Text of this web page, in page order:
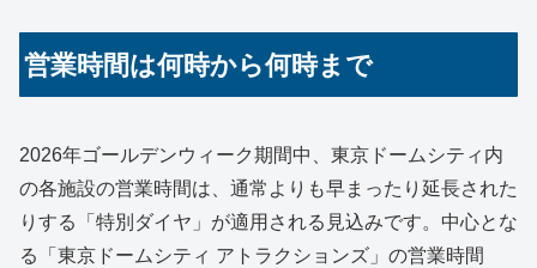
営業時間は何時から何時まで
2026年ゴールデンウィーク期間中、東京ドームシティ内
の各施設の営業時間は、通常よりも早まったり延長された
りする「特別ダイヤ」が適用される見込みです。中心とな
る「東京ドームシティ アトラクションズ」の営業時間